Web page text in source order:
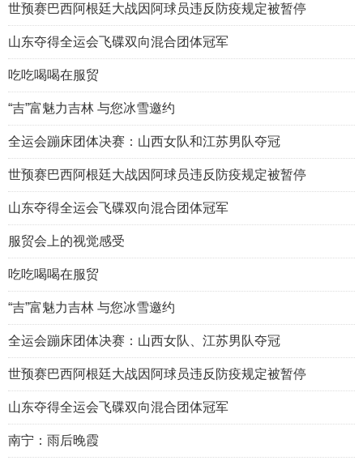
世预赛巴西阿根廷大战因阿球员违反防疫规定被暂停
山东夺得全运会飞碟双向混合团体冠军
吃吃喝喝在服贸
“吉”富魅力吉林 与您冰雪邀约
全运会蹦床团体决赛：山西女队和江苏男队夺冠
世预赛巴西阿根廷大战因阿球员违反防疫规定被暂停
山东夺得全运会飞碟双向混合团体冠军
服贸会上的视觉感受
吃吃喝喝在服贸
“吉”富魅力吉林 与您冰雪邀约
全运会蹦床团体决赛：山西女队、江苏男队夺冠
世预赛巴西阿根廷大战因阿球员违反防疫规定被暂停
山东夺得全运会飞碟双向混合团体冠军
南宁：雨后晚霞